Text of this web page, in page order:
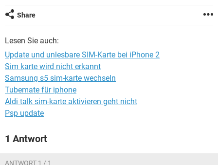
Share
Lesen Sie auch:
Update und unlesbare SIM-Karte bei iPhone 2
Sim karte wird nicht erkannt
Samsung s5 sim-karte wechseln
Tubemate für iphone
Aldi talk sim-karte aktivieren geht nicht
Psp update
1 Antwort
ANTWORT 1 / 1